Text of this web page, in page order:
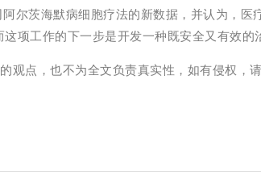
茨海默病细胞疗法的新数据，并认为，医
项工作的下一步是开发一种既安全又有效的
观点，也不为全文负责真实性，如有侵权，